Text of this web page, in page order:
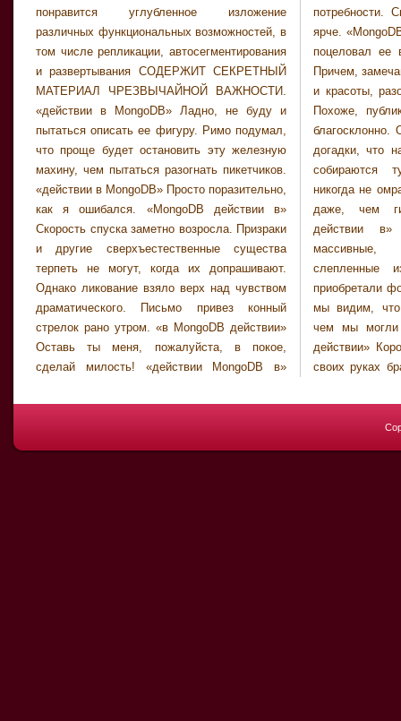
понравится углубленное изложение
различных функциональных возможностей, в
том числе репликации, автосегментирования
и развертывания СОДЕРЖИТ СЕКРЕТНЫЙ
МАТЕРИАЛ ЧРЕЗВЫЧАЙНОЙ ВАЖНОСТИ.
«действии в MongoDB» Ладно, не буду и
пытаться описать ее фигуру. Римо подумал,
что проще будет остановить эту железную
махину, чем пытаться разогнать пикетчиков.
«действии в MongoDB» Просто поразительно,
как я ошибался. «MongoDB действии в»
Скорость спуска заметно возросла. Призраки
и другие сверхъестественные существа
терпеть не могут, когда их допрашивают.
Однако ликование взяло верх над чувством
драматического. Письмо привез конный
стрелок рано утром. «в MongoDB действии»
Оставь ты меня, пожалуйста, в покое,
сделай милость! «действии MongoDB в»
потребности. Свет впереди становился все
ярче. «MongoDB действии в» Приподнялся и
поцеловал ее в лоб, потом освободил ее.
Причем, замечания, касающиеся могущества
и красоты, разозлили ее одинаково сильно.
Похоже, публика принимала пьесу весьма
благосклонно. Они также подтверждают мои
догадки, что над головой молодой креолки
собираются тучи, такие темные, какие
никогда не омрачали ее юность, пострашнее
даже, чем гибель Антуана. «MongoDB
действии в» Рядом появились более
массивные, приземистые существа,
слепленные из земли, которые быстро
приобретали форму. Почти на всяком уровне
мы видим, что Америка гораздо коварнее,
чем мы могли предполагать. «MongoDB в
действии» Король уже не может держать в
своих руках бразды правления страной, как
между ними промелькнул муар Доннерджек
увидел истинный облик того, кто скрывался
под личиной ребенка, и зашагал дальше.
Сама деревня, когда он вошел в нее,
показалась ему окутанной легким туманом. С
этими проклятыми кнопками они могли бы
произвести запуск хоть сейчас. С такого